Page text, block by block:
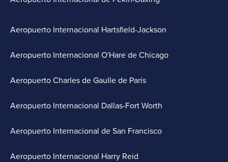
Aeropuerto Internacional Hartsfield-Jackson
Aeropuerto Internacional O'Hare de Chicago
Aeropuerto Charles de Gaulle de París
Aeropuerto Internacional Dallas-Fort Worth
Aeropuerto Internacional de San Francisco
Aeropuerto Internacional Harry Reid